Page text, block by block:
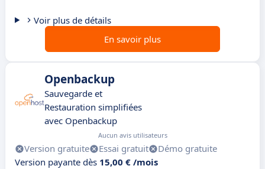
Voir plus de détails
En savoir plus
Openbackup
Sauvegarde et
Restauration simplifiées
avec Openbackup
Aucun avis utilisateurs
Version gratuite Essai gratuit
Démo gratuite
Version payante dès 15,00 € /mois